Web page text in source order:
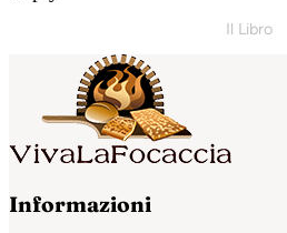
Il Libro
Informazioni